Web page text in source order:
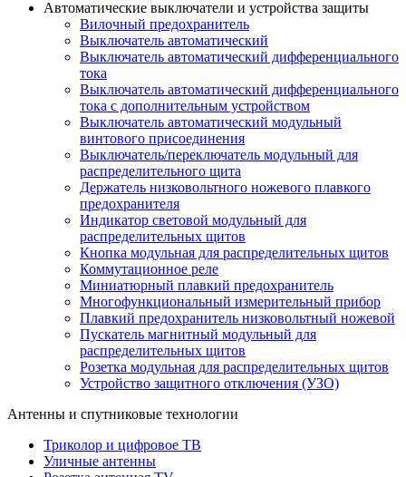
Автоматические выключатели и устройства защиты
Вилочный предохранитель
Выключатель автоматический
Выключатель автоматический дифференциального
тока
Выключатель автоматический дифференциального
тока с дополнительным устройством
Выключатель автоматический модульный
винтового присоединения
Выключатель/переключатель модульный для
распределительного щита
Держатель низковольтного ножевого плавкого
предохранителя
Индикатор световой модульный для
распределительных щитов
Кнопка модульная для распределительных щитов
Коммутационное реле
Миниатюрный плавкий предохранитель
Многофункциональный измерительный прибор
Плавкий предохранитель низковольтный ножевой
Пускатель магнитный модульный для
распределительных щитов
Розетка модульная для распределительных щитов
Устройство защитного отключения (УЗО)
Антенны и спутниковые технологии
Триколор и цифровое ТВ
Уличные антенны